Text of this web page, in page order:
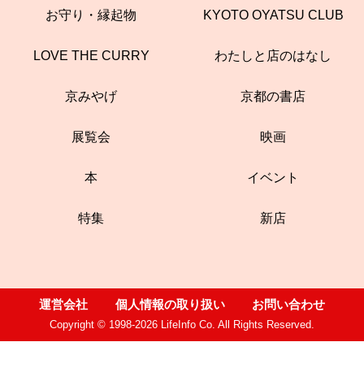
お守り・縁起物 KYOTO OYATSU CLUB
LOVE THE CURRY わたしと店のはなし
京みやげ 京都の書店
展覧会 映画
本 イベント
特集 新店
運営会社 個人情報の取り扱い お問い合わせ
Copyright © 1998-2026 LifeInfo Co. All Rights Reserved.